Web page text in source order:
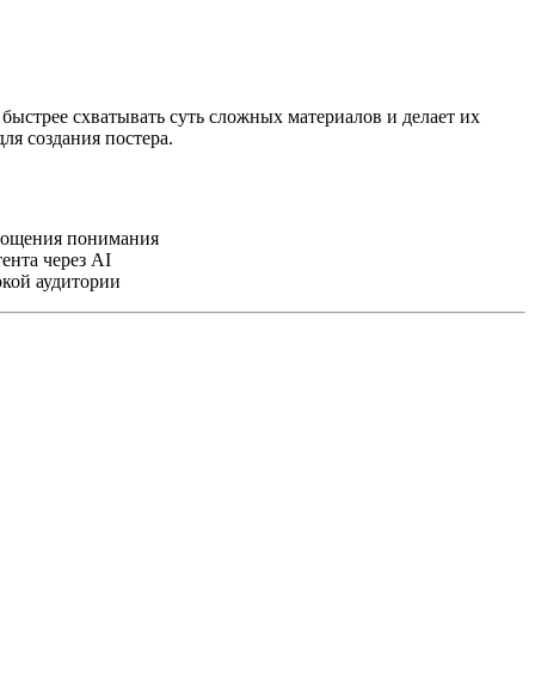
схватывать суть сложных материалов и делает их
создания постера.
понимания
через AI
аудитории